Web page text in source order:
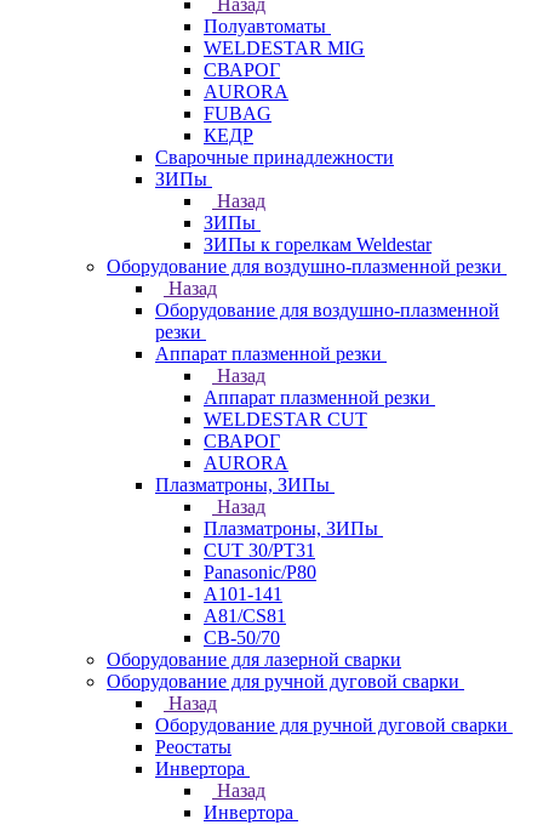
Назад
Полуавтоматы
WELDESTAR MIG
СВАРОГ
AURORA
FUBAG
КЕДР
Сварочные принадлежности
ЗИПы
Назад
ЗИПы
ЗИПы к горелкам Weldestar
Оборудование для воздушно-плазменной резки
Назад
Оборудование для воздушно-плазменной
резки
Аппарат плазменной резки
Назад
Аппарат плазменной резки
WELDESTAR CUT
СВАРОГ
AURORA
Плазматроны, ЗИПы
Назад
Плазматроны, ЗИПы
CUT 30/PT31
Panasonic/P80
А101-141
А81/CS81
СВ-50/70
Оборудование для лазерной сварки
Оборудование для ручной дуговой сварки
Назад
Оборудование для ручной дуговой сварки
Реостаты
Инвертора
Назад
Инвертора